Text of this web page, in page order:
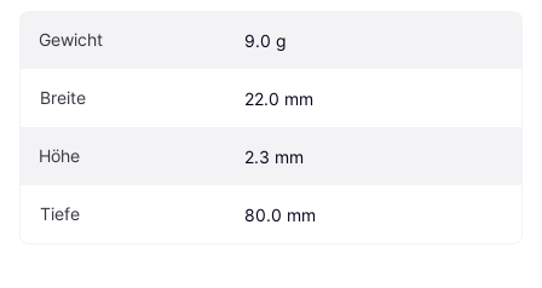
Gewicht 9.0 g
Breite 22.0 mm
Höhe 2.3 mm
Tiefe 80.0 mm